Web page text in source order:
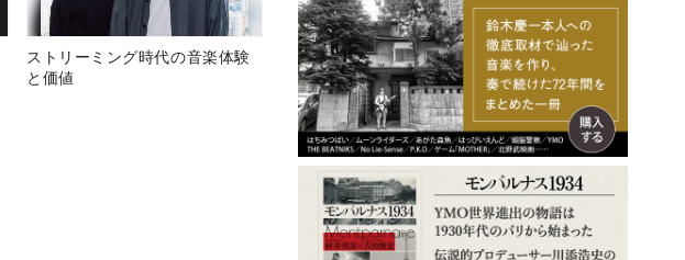
ストリーミング時代の音楽体験
と価値